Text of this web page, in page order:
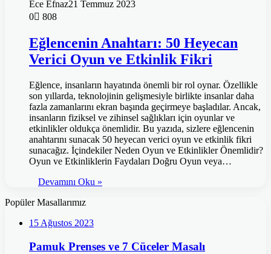
Ece Efnaz21 Temmuz 2023
0
808
Eğlencenin Anahtarı: 50 Heyecan
Verici Oyun ve Etkinlik Fikri
Eğlence, insanların hayatında önemli bir rol oynar. Özellikle
son yıllarda, teknolojinin gelişmesiyle birlikte insanlar daha
fazla zamanlarını ekran başında geçirmeye başladılar. Ancak,
insanların fiziksel ve zihinsel sağlıkları için oyunlar ve
etkinlikler oldukça önemlidir. Bu yazıda, sizlere eğlencenin
anahtarını sunacak 50 heyecan verici oyun ve etkinlik fikri
sunacağız. İçindekiler Neden Oyun ve Etkinlikler Önemlidir?
Oyun ve Etkinliklerin Faydaları Doğru Oyun veya…
Devamını Oku »
Popüler Masallarımız
15 Ağustos 2023
Pamuk Prenses ve 7 Cüceler Masalı